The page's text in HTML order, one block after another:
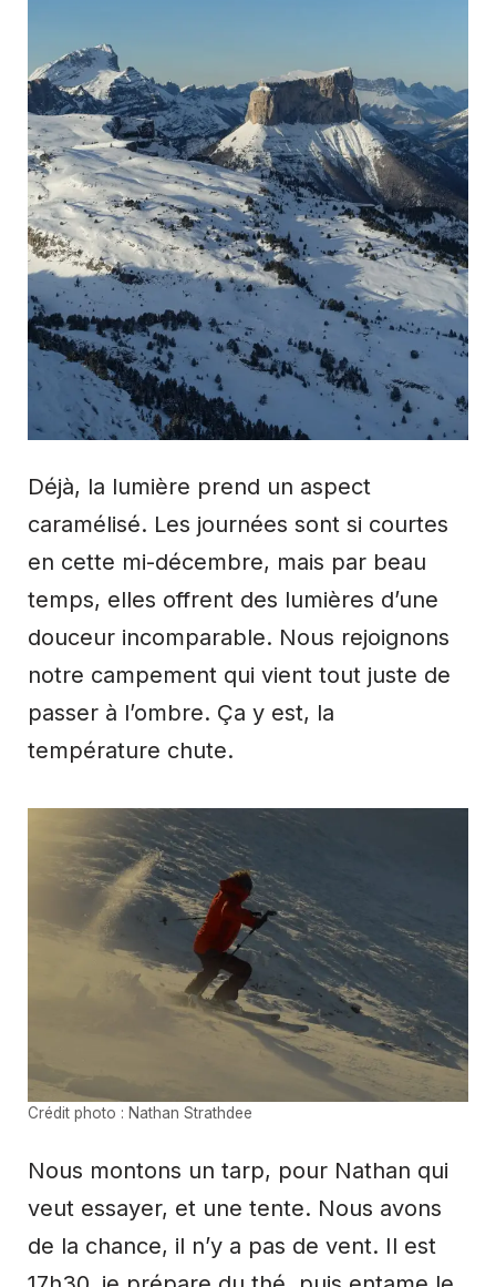
Déjà, la lumière prend un aspect
caramélisé. Les journées sont si courtes
en cette mi-décembre, mais par beau
temps, elles offrent des lumières d’une
douceur incomparable. Nous rejoignons
notre campement qui vient tout juste de
passer à l’ombre. Ça y est, la
température chute.
Crédit photo : Nathan Strathdee
Nous montons un tarp, pour Nathan qui
veut essayer, et une tente. Nous avons
de la chance, il n’y a pas de vent. Il est